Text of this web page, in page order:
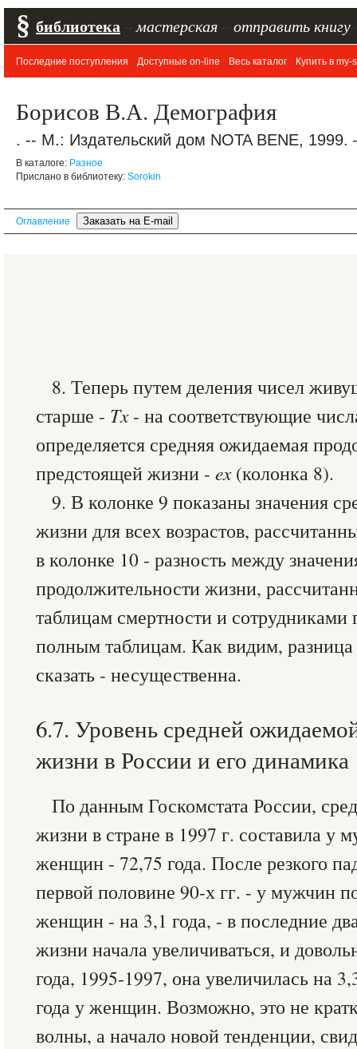
§ библиотека мастерская отправить книгу
Последние поступления Доступные on-line Весь каталог Купить в my-
Борисов В.А. Демография
. -- М.: Издательский дом NOTA BENE, 1999.
В каталоге: Разное
Прислано в библиотеку: Sorokin
Оглавление
8. Теперь путем деления чисел
старше - Tx- на соответствующие
определяется средняя ожидаемая
предстоящей жизни - ex(колонка 8).
9. В колонке 9 показаны значения
жизни для всех возрастов,
в колонке 10 - разность между
продолжительности жизни,
таблицам смертности и сотрудниками
полным таблицам. Как видим,
сказать - несущественна.
6.7. Уровень средней
жизни в России и его динамика
По данным Госкомстата России,
жизни в стране в 1997 г. составила у
женщин - 72,75 года. После резкого
первой половине 90-х гг. - у мужчин
женщин - на 3,1 года, - в последние
жизни начала увеличиваться, и
года, 1995-1997, она увеличилась на
года у женщин. Возможно, это не
волны, а начало новой тенденции,